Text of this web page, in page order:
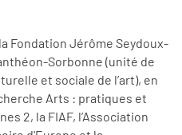
Fondation Jérôme Seydoux-
Sorbonne (unité de
et sociale de l’art), en
Arts : pratiques et
2, la FIAF, l’Association